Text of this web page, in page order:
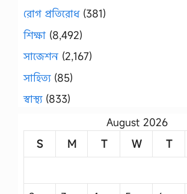
রোগ প্রতিরোধ(381)
শিক্ষা (8,492)
সাজেশন (2,167)
সাহিত্য(85)
স্বাস্থ্য(833)
August 2026
S
M T W T